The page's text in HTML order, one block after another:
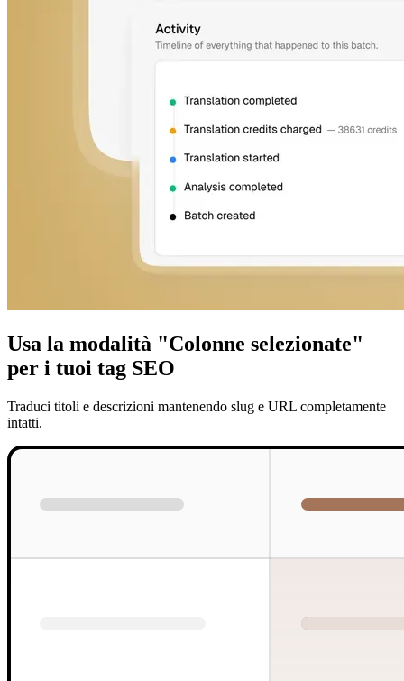
Usa la modalità "Colonne selezionate"
per i tuoi tag SEO
Traduci titoli e descrizioni mantenendo slug e URL completamente
intatti.